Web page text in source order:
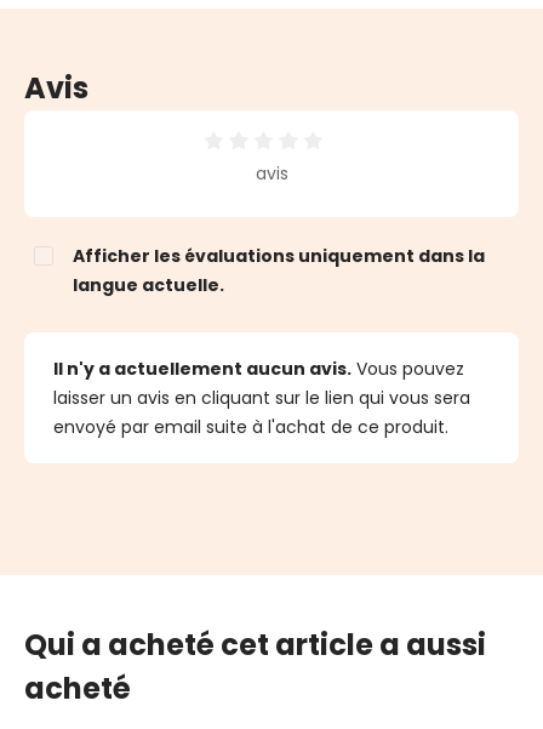
Avis
Note moyenne de 0 sur 5 étoiles
avis
Afficher les évaluations uniquement dans la
langue actuelle.
Il n'y a actuellement aucun avis. Vous pouvez
laisser un avis en cliquant sur le lien qui vous sera
envoyé par email suite à l'achat de ce produit.
Qui a acheté cet article a aussi
acheté